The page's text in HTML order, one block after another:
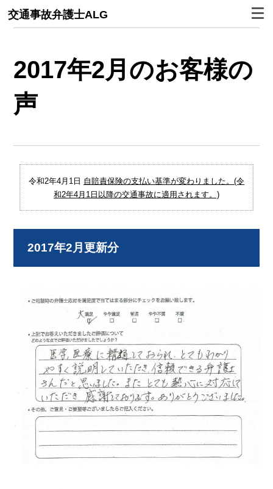
交通事故弁護士ALG
2017年2月のお客様の
声
令和2年4月1日 自賠責保険の支払い基準が変わりました。(令
和2年4月1日以降の交通事故に適用されます。)
2017年2月更新分